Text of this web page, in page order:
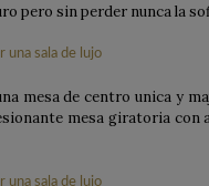
pero sin perder nunca la
mesa de centro unica y
mesa giratoria con